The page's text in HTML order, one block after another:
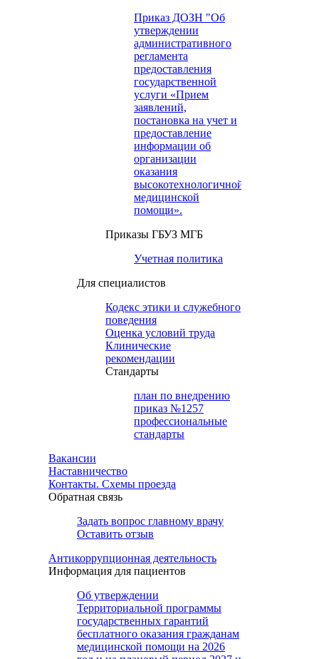
Приказ ДОЗН "Об
утверждении
административного
регламента
предоставления
государственной
услуги «Прием
заявлений,
постановка на учет и
предоставление
информации об
организации
оказания
высокотехнологичной
медицинской
помощи».
Приказы ГБУЗ МГБ
Учетная политика
Для специалистов
Кодекс этики и служебного
поведения
Оценка условий труда
Клинические
рекомендации
Cтандарты
план по внедрению
приказ №1257
профессиональные
стандарты
Вакансии
Наставничество
Контакты. Схемы проезда
Обратная связь
Задать вопрос главному врачу
Оставить отзыв
Антикоррупционная деятельность
Информация для пациентов
Об утверждении
Территориальной программы
государственных гарантий
бесплатного оказания гражданам
медицинской помощи на 2026